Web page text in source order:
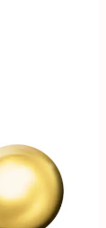
72,00 zł
do
144,00 zł